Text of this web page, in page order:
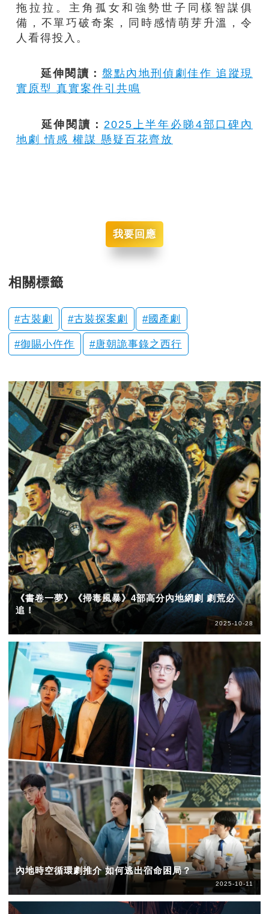
拖拉拉。主角孤女和強勢世子同樣智謀俱
備，不單巧破奇案，同時感情萌芽升溫，令
人看得投入。
延伸閱讀： 盤點內地刑偵劇佳作 追蹤現
實原型 真實案件引共鳴
延伸閱讀： 2025上半年必睇4部口碑內
地劇 情感 權謀 懸疑百花齊放
我要回應
相關標籤
古裝劇 古裝探案劇 國產劇
御賜小仵作 唐朝詭事錄之西行
《書卷一夢》《掃毒風暴》4部高分內地網劇 劇荒必
追！
2025-10-28
內地時空循環劇推介 如何逃出宿命困局？
2025-10-11